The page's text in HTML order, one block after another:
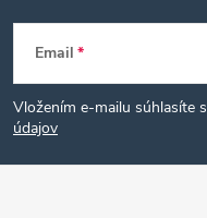
Z
á
p
Email
Vložením e-mailu súhlasíte s
údajov